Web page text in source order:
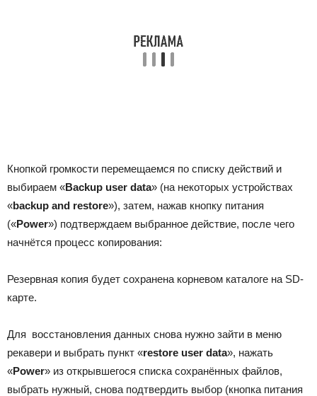
Кнопкой громкости перемещаемся по списку действий и
выбираем «Backup user data» (на некоторых устройствах
«backup and restore»), затем, нажав кнопку питания
(«Power») подтверждаем выбранное действие, после чего
начнётся процесс копирования:
Резервная копия будет сохранена корневом каталоге на SD-
карте.
Для восстановления данных снова нужно зайти в меню
рекавери и выбрать пункт «restore user data», нажать
«Power» из открывшегося списка сохранённых файлов,
выбрать нужный, снова подтвердить выбор (кнопка питания